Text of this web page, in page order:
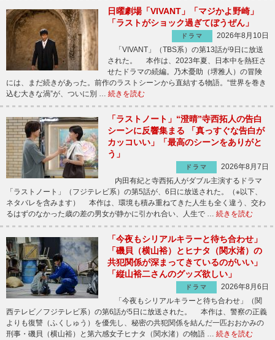
日曜劇場「VIVANT」「マジかよ野崎」
「ラストがショック過ぎてぼうぜん」
ドラマ
2026年8月10日
「VIVANT」（TBS系）の第13話が9日に放送
された。 本作は、2023年夏、日本中を熱狂さ
せたドラマの続編。乃木憂助（堺雅人）の冒険
には、まだ続きがあった。前作のラストシーンから直結する物語。“世界を巻き
込む大きな渦”が、ついに別 … 続きを読む
「ラストノート」“澄晴”寺西拓人の告白
シーンに反響集まる 「真っすぐな告白が
カッコいい」「最高のシーンをありがと
う」
ドラマ
2026年8月7日
内田有紀と寺西拓人がダブル主演するドラマ
「ラストノート」（フジテレビ系）の第5話が、6日に放送された。（※以下、
ネタバレを含みます） 本作は、環境も積み重ねてきた人生も全く違う、交わ
るはずのなかった歳の差の男女が静かに引かれ合い、人生で … 続きを読む
「今夜もシリアルキラーと待ち合わせ」
「磯貝（横山裕）とヒナタ（関水渚）の
共犯関係が深まってきているのがいい」
「縦山裕二さんのグッズ欲しい」
ドラマ
2026年8月6日
「今夜もシリアルキラーと待ち合わせ」（関
西テレビ／フジテレビ系）の第6話が5日に放送された。 本作は、警察の正義
よりも復讐（ふくしゅう）を優先し、秘密の共犯関係を結んだ一匹おおかみの
刑事・磯貝（横山裕）と第六感女子ヒナタ（関水渚）の物語 … 続きを読む